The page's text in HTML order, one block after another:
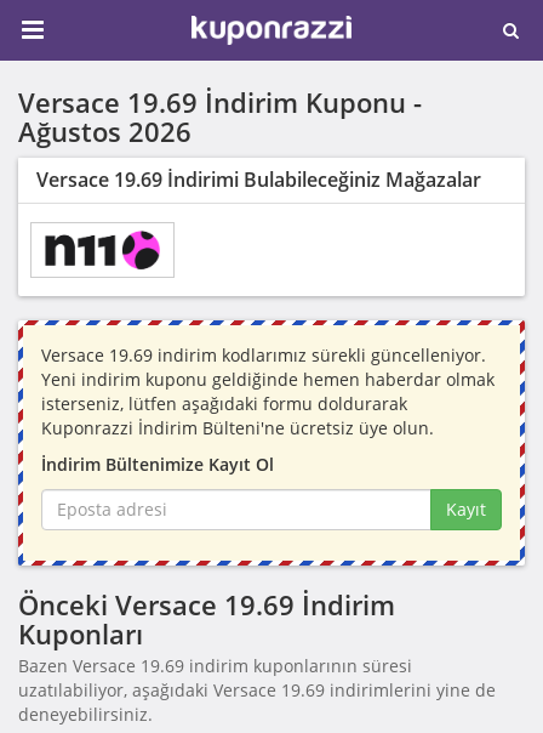
Versace 19.69 İndirim Kuponu -
Ağustos 2026
Versace 19.69 İndirimi Bulabileceğiniz Mağazalar
Versace 19.69 indirim kodlarımız sürekli güncelleniyor.
Yeni indirim kuponu geldiğinde hemen haberdar olmak
isterseniz, lütfen aşağıdaki formu doldurarak
Kuponrazzi İndirim Bülteni'ne ücretsiz üye olun.
İndirim Bültenimize Kayıt Ol
Kayıt
Önceki Versace 19.69 İndirim
Kuponları
Bazen Versace 19.69 indirim kuponlarının süresi
uzatılabiliyor, aşağıdaki Versace 19.69 indirimlerini yine de
deneyebilirsiniz.